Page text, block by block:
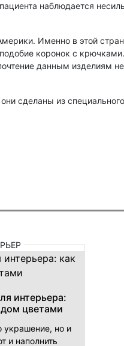
наблюдается
Именно в этой
коронок с
данным изделиям
сделаны из
интерьера:
дом цветами
украшение, но и
и наполнить